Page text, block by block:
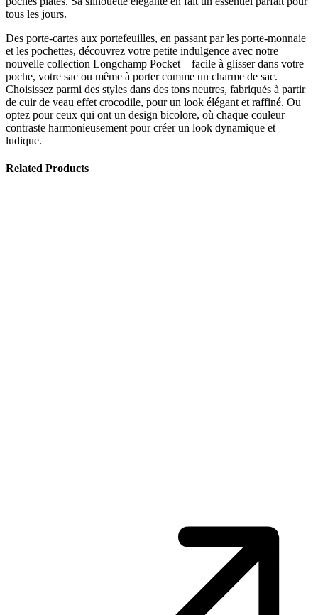
tous les jours.
Des porte-cartes aux portefeuilles, en passant par les porte-monnaie
et les pochettes, découvrez votre petite indulgence avec notre
nouvelle collection Longchamp Pocket – facile à glisser dans votre
poche, votre sac ou même à porter comme un charme de sac.
Choisissez parmi des styles dans des tons neutres, fabriqués à partir
de cuir de veau effet crocodile, pour un look élégant et raffiné. Ou
optez pour ceux qui ont un design bicolore, où chaque couleur
contraste harmonieusement pour créer un look dynamique et
ludique.
Related Products